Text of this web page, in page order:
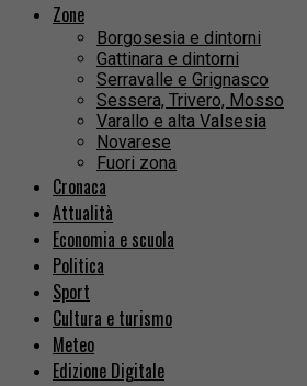
Zone
Borgosesia e dintorni
Gattinara e dintorni
Serravalle e Grignasco
Sessera, Trivero, Mosso
Varallo e alta Valsesia
Novarese
Fuori zona
Cronaca
Attualità
Economia e scuola
Politica
Sport
Cultura e turismo
Meteo
Edizione Digitale